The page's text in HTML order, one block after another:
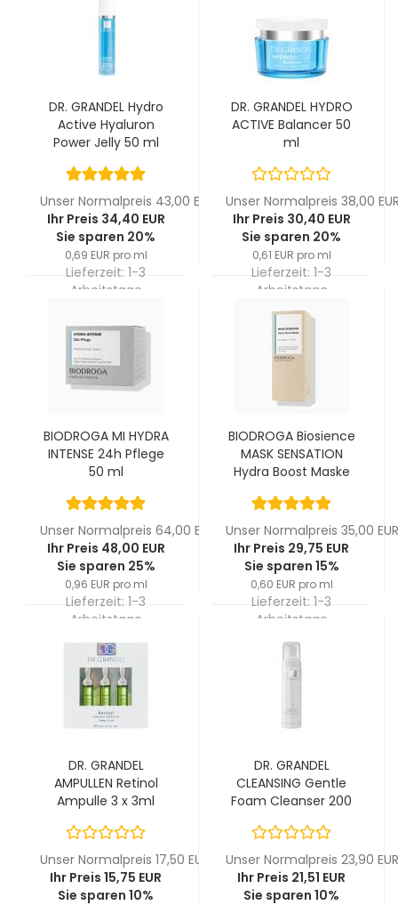
DR. GRANDEL Hydro
Active Hyaluron
Power Jelly 50 ml
Unser Normalpreis 43,00 EUR
Ihr Preis 34,40 EUR
Sie sparen 20%
0,69 EUR pro ml
Lieferzeit: 1-3
Arbeitstage
DR. GRANDEL HYDRO
ACTIVE Balancer 50
ml
Unser Normalpreis 38,00
Ihr Preis 30,40 EUR
Sie sparen 20%
0,61 EUR pro ml
Lieferzeit: 1-3
Arbeitstage
BIODROGA MI HYDRA
INTENSE 24h Pflege
50 ml
Unser Normalpreis 64,00 EUR
Ihr Preis 48,00 EUR
Sie sparen 25%
0,96 EUR pro ml
Lieferzeit: 1-3
Arbeitstage
BIODROGA Biosience
MASK SENSATION
Hydra Boost Maske
Unser Normalpreis 35,00 EUR
Ihr Preis 29,75 EUR
Sie sparen 15%
0,60 EUR pro ml
Lieferzeit: 1-3
Arbeitstage
DR. GRANDEL
AMPULLEN Retinol
Ampulle 3 x 3ml
Unser Normalpreis 17,50 EUR
Ihr Preis 15,75 EUR
Sie sparen 10%
DR. GRANDEL
CLEANSING Gentle
Foam Cleanser 200
Unser Normalpreis 23,90 EUR
Ihr Preis 21,51 EUR
Sie sparen 10%